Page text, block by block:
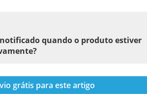
quando o produto estiver
grátis para este artigo